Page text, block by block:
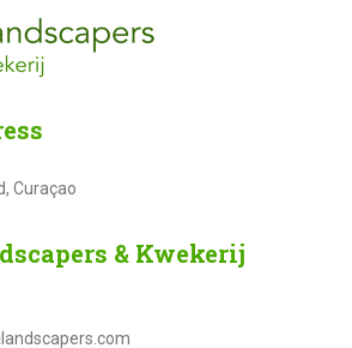
Curaçao
& Kwekerij